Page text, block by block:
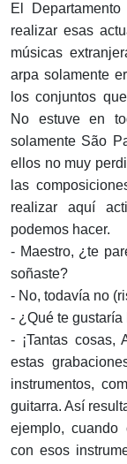
El
realizar esas
músicas
arpa solamente
los conjuntos
No estuve en
solamente São
ellos no muy
las
realizar aquí
podemos hacer.
- Maestro, ¿te
soñaste?
- No, todavía no
- ¿Qué te gustaría
- ¡Tantas cosas,
estas
instrumentos,
guitarra. Así
ejemplo, cuando
con esos